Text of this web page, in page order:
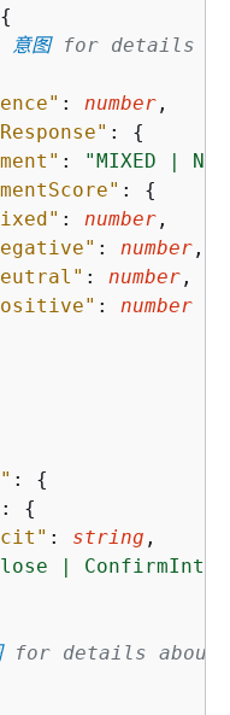
{
意图 for details
: number ,
: {
:
"MIXED |
: {
: number ,
: number ,
: number ,
: number
: {
: {
: string ,
|
for details about